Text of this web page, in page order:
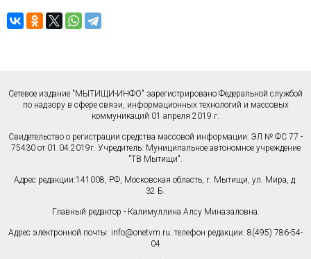
Сетевое издание "МЫТИЩИ-ИНФО" зарегистрировано Федеральной службой
по надзору в сфере связи, информационных технологий и массовых
коммуникаций 01 апреля 2019 г.
Свидетельство о регистрации средства массовой информации: ЭЛ № ФС 77 -
75430 от 01.04.2019г. Учредитель: Муниципальное автономное учреждение
"ТВ Мытищи".
Адрес редакции:141008, РФ, Московская область, г. Мытищи, ул. Мира, д.
32 Б.
Главный редактор - Калимуллина Алсу Миназаловна.
Адрес электронной почты: info@onetvm.ru. телефон редакции: 8(495) 786-54-
04